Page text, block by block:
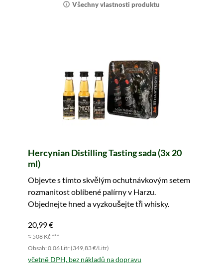
Všechny vlastnosti produktu
Hercynian Distilling Tasting sada (3x 20
ml)
Objevte s tímto skvělým ochutnávkovým setem
rozmanitost oblíbené palírny v Harzu.
Objednejte hned a vyzkoušejte tři whisky.
20,99 €
≈ 508 Kč ***
Obsah: 0.06 Litr (349,83 €/Litr)
včetně DPH, bez nákladů na dopravu